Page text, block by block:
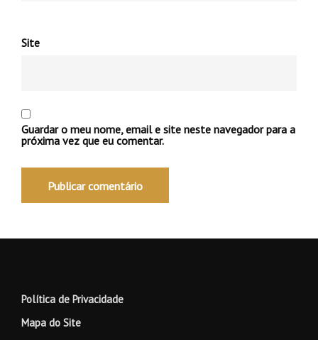
Site
Guardar o meu nome, email e site neste navegador para a
próxima vez que eu comentar.
Política de Privacidade
Mapa do Site